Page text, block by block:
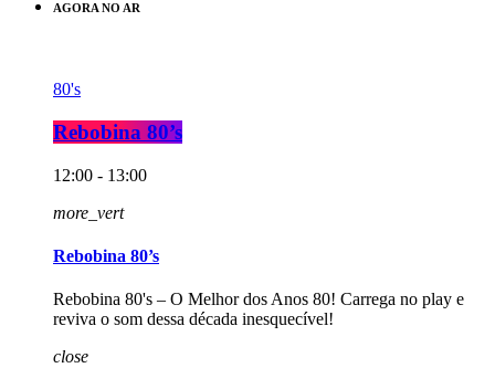
AGORA NO AR
80's
Rebobina 80’s
12:00 - 13:00
more_vert
Rebobina 80’s
Rebobina 80's – O Melhor dos Anos 80! Carrega no play e
reviva o som dessa década inesquecível!
close